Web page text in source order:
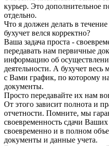
курьер. Это дополнительное
отдельно.
Что я должен делать в
бухучет велся корректно?
Ваша задача проста -
передавать нам первичные
информацию об
деятельности. А бухучет
с Вами график, по которому
документы.
Просто передавайте их нам
От этого зависит полнота и
отчетности. Помните, мы
своевременность сдачи
своевременно и в полном
документы и данные учета.